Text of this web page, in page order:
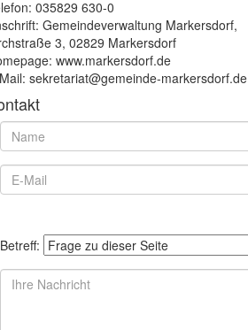
035829 630-0
Gemeindeverwaltung Markersdorf,
3, 02829 Markersdorf
www.markersdorf.de
sekretariat@gemeinde-markersdorf.de
Betreff: